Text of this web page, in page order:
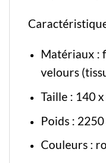
Matériaux :
velours
Taille : 140
Poids : 2250
Couleurs :